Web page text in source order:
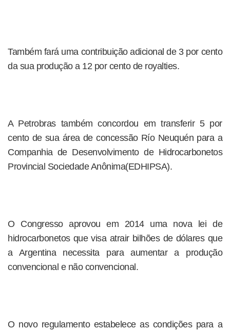
Também fará uma contribuição adicional de 3 por cento
da sua produção a 12 por cento de royalties.
A Petrobras também concordou em transferir 5 por
cento de sua área de concessão Río Neuquén para a
Companhia de Desenvolvimento de Hidrocarbonetos
Provincial Sociedade Anônima(EDHIPSA).
O Congresso aprovou em 2014 uma nova lei de
hidrocarbonetos que visa atrair bilhões de dólares que
a Argentina necessita para aumentar a produção
convencional e não convencional.
O novo regulamento estabelece as condições para a